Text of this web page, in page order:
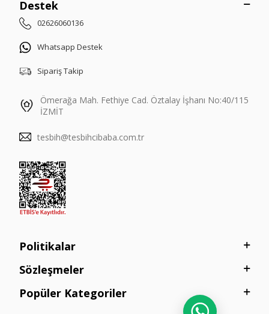
Destek
02626060136
Whatsapp Destek
Sipariş Takip
Ömerağa Mah. Fethiye Cad. Öztalay İşhanı No:40/115
İZMİT
tesbih@tesbihcibaba.com.tr
Politikalar
Sözleşmeler
Popüler Kategoriler